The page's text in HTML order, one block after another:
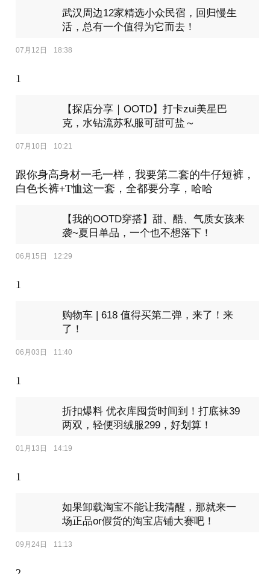
武汉周边12家精选小众民宿，回归慢生
活，总有一个值得为它而去！
07月12日 18:38
1
【探店分享｜OOTD】打卡zui美星巴
克，水钻流苏私服可甜可盐～
07月10日 10:21
跟你身高身材一毛一样，我要第二套的牛仔短裤，
白色长裤+T恤这一套，全都要分享，哈哈
【我的OOTD穿搭】甜、酷、气质女孩来
袭~夏日单品，一个也不想落下！
06月15日 12:29
1
购物车 | 618 值得买第二弹，来了！来
了！
06月03日 11:40
1
折扣爆料 优衣库囤货时间到！打底袜39
两双，轻便羽绒服299，好划算！
01月13日 14:19
1
如果卸载淘宝不能让我清醒，那就来一
场正品or假货的淘宝店铺大赛吧！
09月24日 11:13